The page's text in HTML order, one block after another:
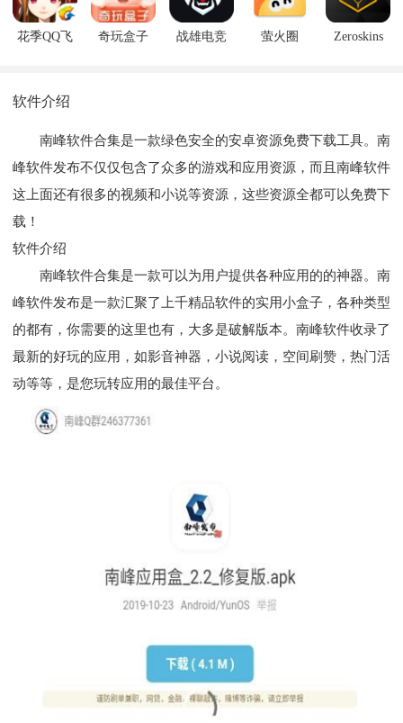
花季QQ飞
奇玩盒子 战雄电竞 萤火圈 Zeroskins
软件介绍
南峰软件合集是一款绿色安全的安卓资源免费下载工具。南
峰软件发布不仅仅包含了众多的游戏和应用资源，而且南峰软件
这上面还有很多的视频和小说等资源，这些资源全都可以免费下
载！
软件介绍
南峰软件合集是一款可以为用户提供各种应用的的神器。南
峰软件发布是一款汇聚了上千精品软件的实用小盒子，各种类型
的都有，你需要的这里也有，大多是破解版本。南峰软件收录了
最新的好玩的应用，如影音神器，小说阅读，空间刷赞，热门活
动等等，是您玩转应用的最佳平台。